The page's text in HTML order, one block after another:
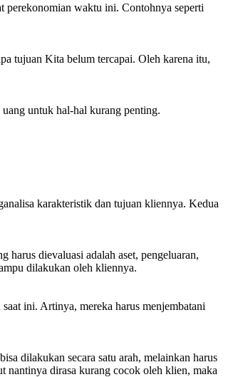
perekonomian waktu ini. Contohnya seperti
tujuan Kita belum tercapai. Oleh karena itu,
untuk hal-hal kurang penting.
karakteristik dan tujuan kliennya. Kedua
harus dievaluasi adalah aset, pengeluaran,
dilakukan oleh kliennya.
ini. Artinya, mereka harus menjembatani
dilakukan secara satu arah, melainkan harus
nantinya dirasa kurang cocok oleh klien, maka